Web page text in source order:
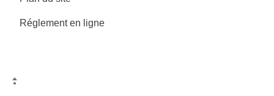
Réglement en ligne